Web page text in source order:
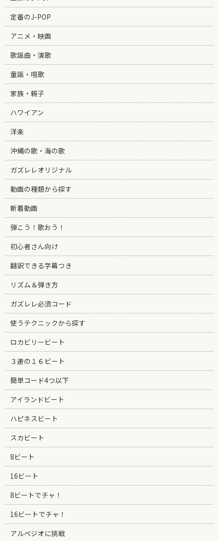
定番のJ-POP
アニメ・映画
歌謡曲・演歌
童謡・唱歌
家族・親子
ハワイアン
洋楽
沖縄の歌・海の歌
ガズレレオリジナル
動画の種類から探す
新着動画
弾こう！歌おう！
初心者さん向け
翻訳できる字幕つき
リズム＆弾き方
ガズレレ必須コード
使うテクニックから探す
ロカビリービート
３連の１６ビート
簡単コード4つ以下
アイランドビート
ハピネスビート
スカビート
8ビート
16ビート
8ビートでチャ！
16ビートでチャ！
アルペジオに挑戦